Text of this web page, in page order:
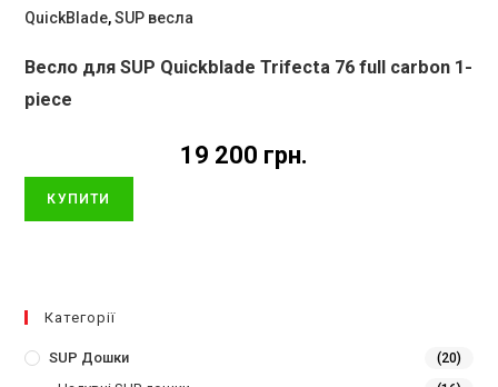
QuickBlade,SUP весла
Весло для SUP Quickblade Trifecta 76 full carbon 1-
piece
грн.
19 200
КУПИТИ
Категорії
SUP Дошки (20)